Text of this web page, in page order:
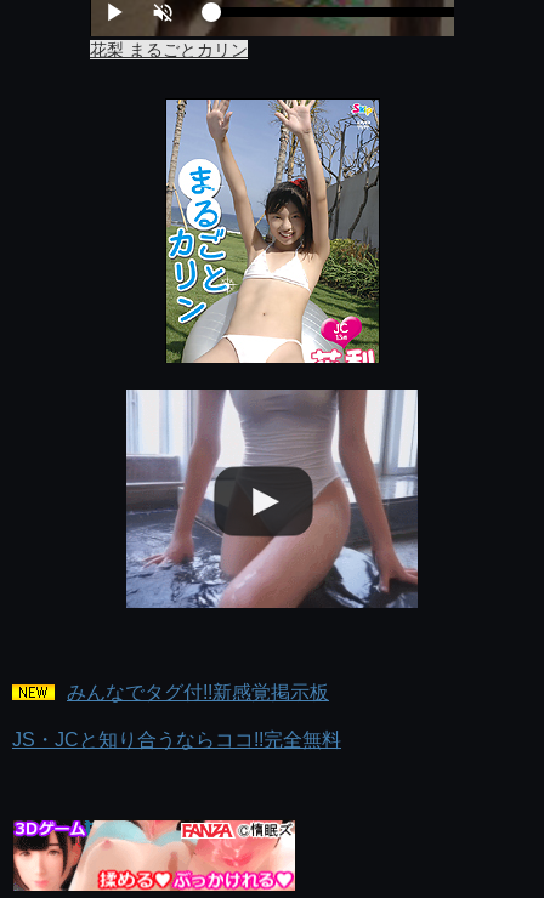
みんなでタグ付!!新感覚掲示板
JS・JCと知り合うならココ!!完全無料